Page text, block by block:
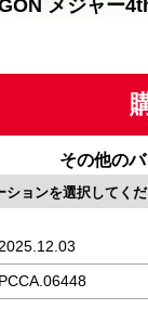
メジャー
その他の
2025.12.03
PCCA.06448